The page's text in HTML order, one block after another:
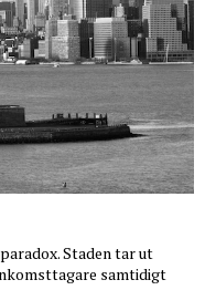
Staden tar ut
samtidigt